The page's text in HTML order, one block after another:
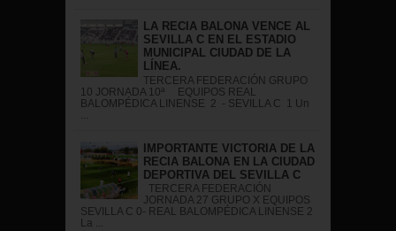
LA RECIA BALONA VENCE AL
SEVILLA C EN EL ESTADIO
MUNICIPAL CIUDAD DE LA
LÍNEA.
TERCERA FEDERACIÓN GRUPO
10 JORNADA 10ª EQUIPOS REAL
BALOMPÉDICA LINENSE 2 - SEVILLA C 1 Un
IMPORTANTE VICTORIA DE LA
RECIA BALONA EN LA CIUDAD
DEPORTIVA DEL SEVILLA C
TERCERA FEDERACIÓN
JORNADA 27 GRUPO X EQUIPOS
SEVILLA C 0- REAL BALOMPÉDICA LINENSE 2
La ...